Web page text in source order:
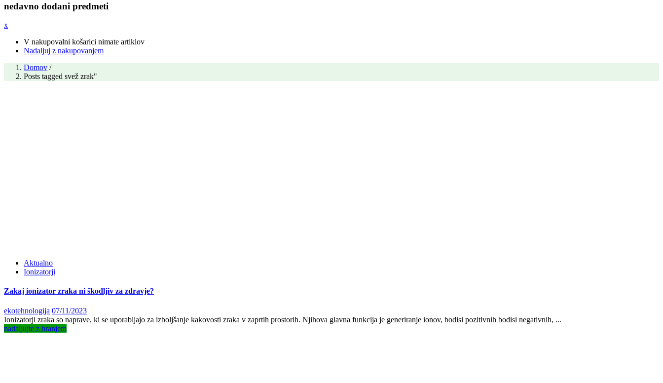
nedavno dodani predmeti
x
V nakupovalni košarici nimate artiklov
Nadaljuj z nakupovanjem
Domov /
Posts tagged svež zrak"
Aktualno
Ionizatorji
Zakaj ionizator zraka ni škodljiv za zdravje?
ekotehnologija Posted
on
07/11/2023
Ionizatorji zraka so naprave, ki se uporabljajo za izboljšanje kakovosti zraka v zaprtih prostorih. Njihova glavna funkcija je generiranje ionov, bodisi pozitivnih bodisi negativnih, ...
nadaljujte z branjem